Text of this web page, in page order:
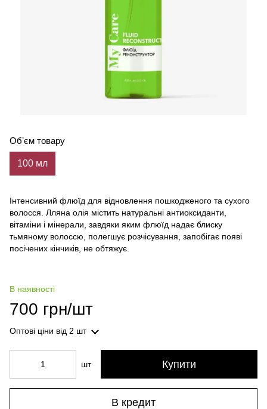
Обʼєм товару
100 мл
Інтенсивний флюїд для відновлення пошкодженого та сухого
волосся. Лляна олія містить натуральні антиоксиданти,
вітаміни і мінерали, завдяки яким флюїд надає блиску
тьмяному волоссю, полегшує розчісування, запобігає появі
посічених кінчиків, не обтяжує.
В наявності
700 грн/шт
Оптові ціни від 2 шт
шт Купити
В кредит